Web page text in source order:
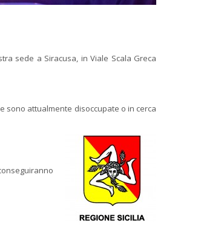
sede a Siracusa, in Viale Scala Greca
sono attualmente disoccupate o in cerca